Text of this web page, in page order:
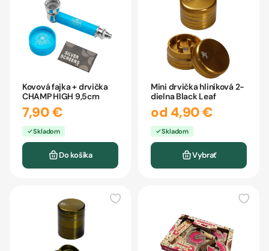
Kovová fajka + drvička
CHAMP HIGH 9,5cm
7,90 €
Skladom
Do košíka
Mini drvička hliníková 2-
dielna Black Leaf
od 4,90 €
Skladom
Vybrať